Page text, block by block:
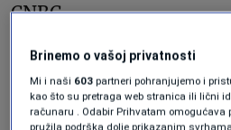
CNBC.
Popularno i za
Brinemo o vašoj privatnosti
Mi i naši 603 partneri pohranjujemo i
kao što su pretraga web stranica ili lični
računaru . Odabir Prihvatam omogućava
pružila podrška dolje prikazanim